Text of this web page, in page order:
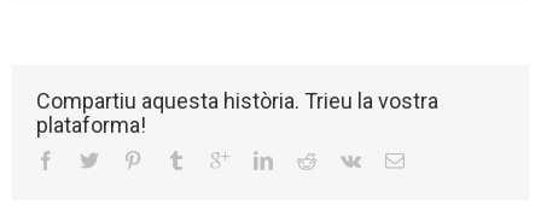
Compartiu aquesta història. Trieu la vostra
plataforma!